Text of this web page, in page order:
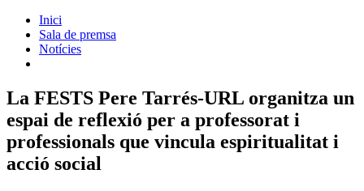
Inici
Sala de premsa
Notícies
La FESTS Pere Tarrés-URL organitza un
espai de reflexió per a professorat i
professionals que vincula espiritualitat i
acció social